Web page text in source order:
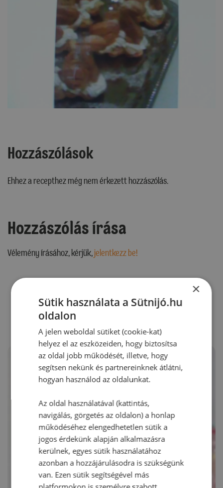
Hozzászólások
Ehhez a recepthez még nem érkezett hozzászólás.
Hozzászólás írása
Vélemény írásához, kérjük,jelentkezz be!
RECEPTAJÁNLÓ
×
Sütik használata a Sütnijó.hu
oldalon
A jelen weboldal sütiket (cookie-kat)
helyez el az eszközeiden, hogy biztosítsa
az oldal jobb működését, illetve, hogy
segítsen nekünk és partnereinknek átlátni,
hogyan használod az oldalunkat.
Az oldal használatával (kattintás,
navigálás, görgetés az oldalon) a honlap
működéséhez elengedhetetlen sütik a
jogos érdekünk alapján alkalmazásra
kerülnek, egyes sütik használatához
azonban a hozzájárulásodra is szükségünk
van. Ezen sütik segítségével más